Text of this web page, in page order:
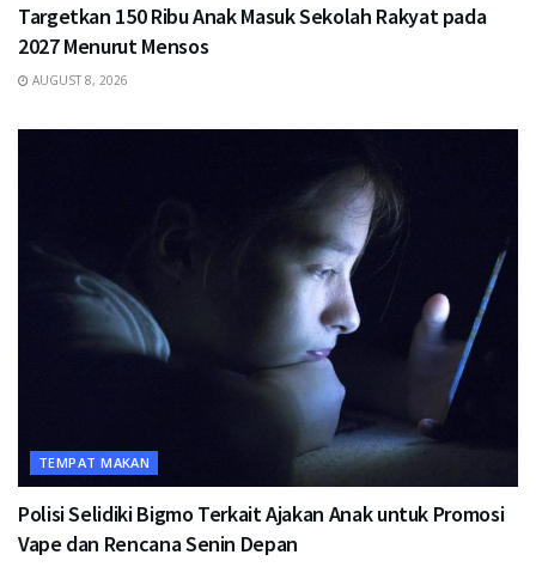
Targetkan 150 Ribu Anak Masuk Sekolah Rakyat pada
2027 Menurut Mensos
AUGUST 8, 2026
TEMPAT MAKAN
Polisi Selidiki Bigmo Terkait Ajakan Anak untuk Promosi
Vape dan Rencana Senin Depan